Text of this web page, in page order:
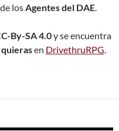
losAgentes del DAE.
By-SA 4.0y se encuentra
quierasen DrivethruRPG.